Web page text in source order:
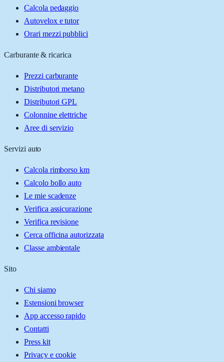
Calcola pedaggio
Autovelox e tutor
Orari mezzi pubblici
Carburante & ricarica
Prezzi carburante
Distributori metano
Distributori GPL
Colonnine elettriche
Aree di servizio
Servizi auto
Calcola rimborso km
Calcolo bollo auto
Le mie scadenze
Verifica assicurazione
Verifica revisione
Cerca officina autorizzata
Classe ambientale
Sito
Chi siamo
Estensioni browser
App accesso rapido
Contatti
Press kit
Privacy e cookie